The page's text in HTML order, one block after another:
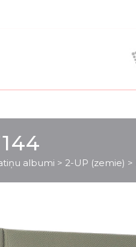
albumi > 2-UP (zemie) >